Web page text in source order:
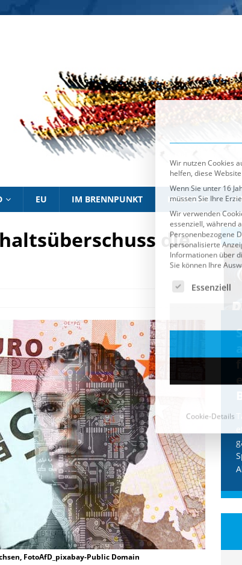
EU IM BRENNPUNKT HINWEISE
die
FotoAfD_pixabay-Public Domain
IM BRENNPUNKT
CDU & Ampel wollen nach
der Wahl wieder Afghanen
einfliegen: Zeit für ein
Asylmoratorium!
Die Bundesregierung und die CDU
halten die Wähler für dumm! Weil die
Stimmung wegen der von Afghanen
verübten Anschläge kippte, wurden die
Flüge vor der[...]
IM
Wir nutzen Cookies
helfen, diese
Wenn Sie unter 16
Wir verwenden
essenziell, während
Personenbezogene
Informationen über
Sie können Ihre
Es folgt eine
Essenziell